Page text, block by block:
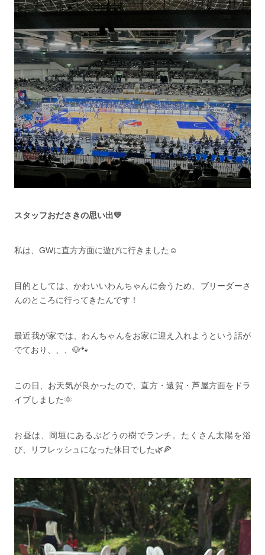
スタッフおださきの思い出💛
私は、GWに直方方面に遊びに行きました☺️
目的としては、かわいいわんちゃんに会うため、ブリーダーさ
んのところに行ってきたんです！
最近我が家では、わんちゃんをお家に迎え入れようという話が
でており、、、🐶🐾
この日、お天気が良かったので、直方・遠賀・芦屋方面をドラ
イブしました🌞
お昼は、岡垣にあるぶどうの樹でランチ。たくさん太陽を浴
び、リフレッシュになった休日でした🌿🍕